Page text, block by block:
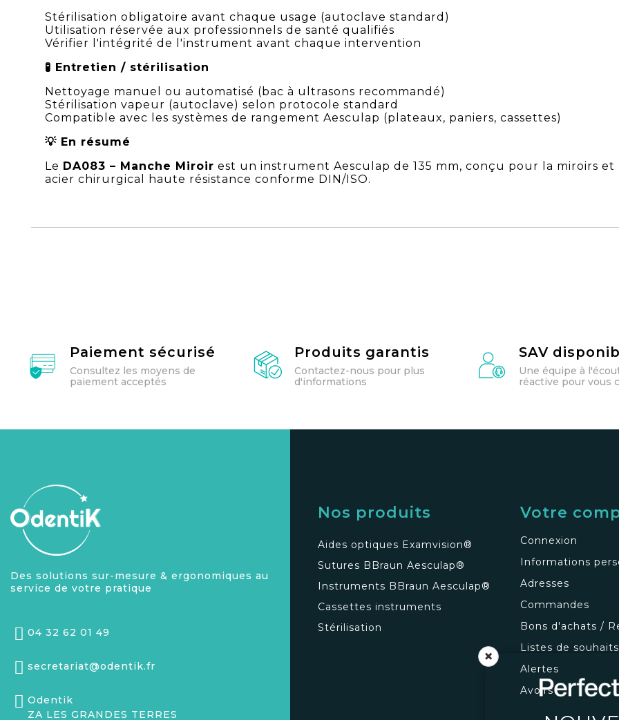
×
Stérilisation obligatoire avant chaque usage (autoclave standard)
Utilisation réservée aux professionnels de santé qualifiés
Vérifier l'intégrité de l'instrument avant chaque intervention
🧪 Entretien / stérilisation
Nettoyage manuel ou automatisé (bac à ultrasons recommandé)
Stérilisation vapeur (autoclave) selon protocole standard
Compatible avec les systèmes de rangement Aesculap (plateaux, paniers, cassettes)
💡 En résumé
Le DA083 – Manche Miroir est un instrument Aesculap de 135 mm, conçu pour la miroirs
acier chirurgical haute résistance conforme DIN/ISO.
Paiement sécurisé
Consultez les moyens de
paiement acceptés
Produits garantis
Contactez-nous pour plus
d'informations
SAV
Une équipe à
réactive pour vous
Des solutions sur-mesure & ergonomiques au
service de votre pratique
04 32 62 01 49
secretariat@odentik.fr
Odentik
ZA LES GRANDES TERRES
Nos produits
Aides optiques Examvision®
Sutures BBraun Aesculap®
Instruments BBraun Aesculap®
Cassettes instruments
Stérilisation
Votre
Connexion
Informations
Adresses
Commandes
Bons d'achats /
Listes de souhaits
Alertes
Avoirs